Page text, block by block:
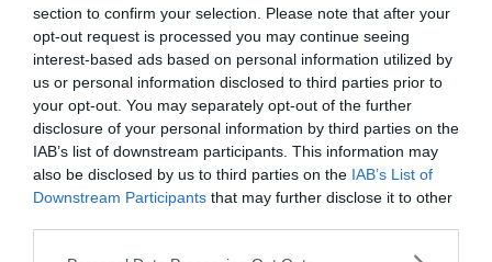
section to confirm your selection. Please note that after your
opt-out request is processed you may continue seeing
interest-based ads based on personal information utilized by
us or personal information disclosed to third parties prior to
your opt-out. You may separately opt-out of the further
disclosure of your personal information by third parties on the
IAB’s list of downstream participants. This information may
also be disclosed by us to third parties on the IAB’s List of
Downstream Participants that may further disclose it to other
sicurezza, sarà istituito un percorso dedicato ai